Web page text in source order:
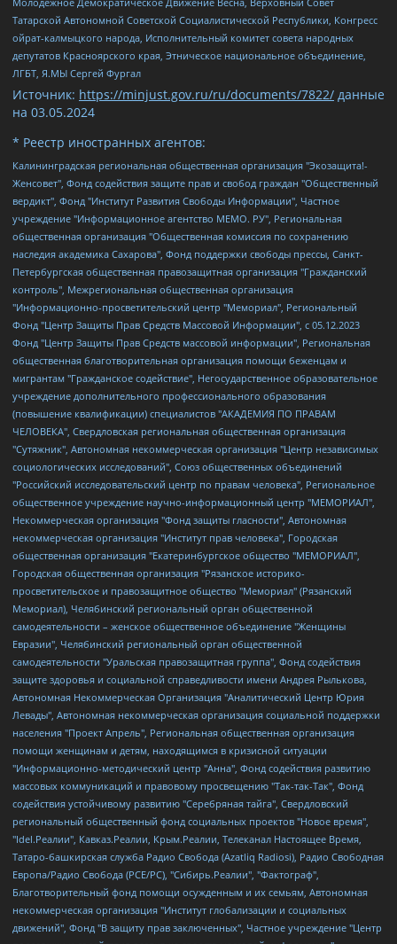
Татарской Автономной Советской Социалистической Республики, Конгресс
ойрат-калмыцкого народа, Исполнительный комитет совета народных
депутатов Красноярского края, Этническое национальное объединение,
ЛГБТ, Я.МЫ Сергей Фургал
Источник: https://minjust.gov.ru/ru/documents/7822/ данные
на 03.05.2024
* Реестр иностранных агентов:
Калининградская региональная общественная организация "Экозащита!-Женсовет", Фонд содействия защите прав и свобод граждан "Общественный вердикт", Фонд "Институт Развития Свободы Информации", Частное учреждение "Информационное агентство МЕМО. РУ", Региональная общественная организация "Общественная комиссия по сохранению наследия академика Сахарова", Фонд поддержки свободы прессы, Санкт-Петербургская общественная правозащитная организация "Гражданский контроль", Межрегиональная общественная организация "Информационно-просветительский центр "Мемориал", Региональный Фонд "Центр Защиты Прав Средств Массовой Информации", с 05.12.2023 Фонд "Центр Защиты Прав Средств массовой информации", Региональная общественная благотворительная организация помощи беженцам и мигрантам "Гражданское содействие", Негосударственное образовательное учреждение дополнительного профессионального образования (повышение квалификации) специалистов "АКАДЕМИЯ ПО ПРАВАМ ЧЕЛОВЕКА", Свердловская региональная общественная организация "Сутяжник", Автономная некоммерческая организация "Центр независимых социологических исследований", Союз общественных объединений "Российский исследовательский центр по правам человека", Региональное общественное учреждение научно-информационный центр "МЕМОРИАЛ", Некоммерческая организация "Фонд защиты гласности", Автономная некоммерческая организация "Институт прав человека", Городская общественная организация "Екатеринбургское общество "МЕМОРИАЛ", Городская общественная организация "Рязанское историко-просветительское и правозащитное общество "Мемориал" (Рязанский Мемориал), Челябинский региональный орган общественной самодеятельности – женское общественное объединение "Женщины Евразии", Челябинский региональный орган общественной самодеятельности "Уральская правозащитная группа", Фонд содействия защите здоровья и социальной справедливости имени Андрея Рылькова, Автономная Некоммерческая Организация "Аналитический Центр Юрия Левады", Автономная некоммерческая организация социальной поддержки населения "Проект Апрель", Региональная общественная организация помощи женщинам и детям, находящимся в кризисной ситуации "Информационно-методический центр "Анна", Фонд содействия развитию массовых коммуникаций и правовому просвещению "Так-так-Так", Фонд содействия устойчивому развитию "Серебряная тайга", Свердловский региональный общественный фонд социальных проектов "Новое время", "Idel.Реалии", Кавказ.Реалии, Крым.Реалии, Телеканал Настоящее Время, Татаро-башкирская служба Радио Свобода (Azatliq Radiosi), Радио Свободная Европа/Радио Свобода (PCE/PC), "Сибирь.Реалии", "Фактограф", Благотворительный фонд помощи осужденным и их семьям, Автономная некоммерческая организация "Институт глобализации и социальных движений", Фонд "В защиту прав заключенных", Частное учреждение "Центр поддержки и содействия развитию средств массовой информации", Пензенский региональный общественный благотворительный фонд "Гражданский союз", "Север.Реалии", Некоммерческая организация Фонд "Правовая инициатива", Общество с ограниченной ответственностью "Радио Свободная Европа/Радио Свобода", Чешское информационное агентство "MEDIUM-ORIENT", Красноярская региональная общественная организация "Мы против СПИДа", Камалягин Денис Николаевич, Маркелов Сергей Евгеньевич, Пономарев Лев Александрович, Савицкая Людмила Алексеевна, Автономная некоммерческая организация "Центр по работе с проблемой насилия "НАСИЛИЮ.НЕТ", Межрегиональный профессиональный союз работников здравоохранения "Альянс врачей", Юридическое лицо, зарегистрированное в Латвийской Республике, SIA "Medusa Project" (регистрационный номер 40103797863, дата регистрации 10.06.2014), Некоммерческая организация "Фонд по борьбе с коррупцией", Автономная некоммерческая организация "Институт права и публичной политики", Баданин Роман Сергеевич, Гликин Максим Александрович, Железнова Мария Михайловна, Лукьянова Юлия Сергеевна, Маетная Елизавета Витальевна, Маняхин Петр Борисович, Чуракова Ольга Владимировна, Ярош Юлия Петровна, Юридическое лицо "The Insider SIA", зарегистрированное в Риге, Латвийская Республика (дата регистрации 26.06.2015), являющееся администратором доменного имени интернет-издания "The Insider SIA", https://theins.ru, Постернак Алексей Евгеньевич, Рубин Михаил Аркадьевич, Анин Роман Александрович, Юридическое лицо Istories fonds, зарегистрированное в Латвийской Республике (регистрационный номер 50008295751, дата регистрации 24.02.2020), Великовский Дмитрий Александрович, Долинина Ирина Николаевна, Мароховская Алеся Алексеевна, Шлейнов Роман Юрьевич, Шмагун Олеся Валентиновна, Общество с ограниченной ответственностью "Альтаир 2021", Общество с ограниченной ответственностью "Вега 2021", Общество с ограниченной ответственностью "Главный редактор 2021", Общество с ограниченной ответственностью "Ромашки монолит", Важенков Артем Валерьевич, Ивановская областная общественная организация "Центр гендерных исследований", Гурман Юрий Альбертович, Медиапроект "ОВД-Инфо", Егоров Владимир Владимирович, Жилинский Владимир Александрович, Общество с ограниченной ответственностью "ЗП", Иванова София Юрьевна, Карезина Инна Павловна, Кильтау Екатерина Викторовна, Петров Алексей Викторович, Пискунов Сергей Евгеньевич, Смирнов Сергей Сергеевич, Тихонов Михаил Сергеевич, Общество с ограниченной ответственностью "ЖУРНАЛИСТ-ИНОСТРАННЫЙ АГЕНТ", Арапова Галина Юрьевна, Вольтская Татьяна Анатольевна, Американская компания "Mason G.E.S. Anonymous Foundation" (США), являющаяся владельцем интернет-издания https://mnews.world/, Компания "Stichting Bellingcat", зарегистрированная в Нидерландах (дата регистрации 11.07.2018), Захаров Андрей Вячеславович, Клепиковская Екатерина Дмитриевна, Общество с ограниченной ответственностью "МЕМО", Перл Роман Александрович, Симонов Евгений Алексеевич, Соловьева Елена Анатольевна, Сотников Даниил Владимирович, Сурначева Елизавета Дмитриевна, Автономная некоммерческая организация по защите прав человека и информированию населения "Якутия – Наше Мнение", Общество с ограниченной ответственностью "Москоу диджитал медиа", с 26.01.2023 Общество с ограниченной ответственностью "Чайка Белые сады", Ветошкина Валерия Валерьевна, Заговора Максим Александрович, Межрегиональное общественное движение "Российская ЛГБТ - сеть", Оленичев Максим Владимирович, Павлов Иван Юрьевич, Скворцова Елена Сергеевна, Общество с ограниченной ответственностью "Как бы инагент", Кочетков Игорь Викторович, Общество с ограниченной ответственностью "Честные выборы", Еланчик Олег Александрович, Общество с ограниченной ответственностью "Нобелевский призыв", Гималова Регина Эмилевна, Григорьев Андрей Валерьевич, Григорьева Алина Александровна, Ассоциация по содействию защите прав призывников, альтернативнослужащих и военнослужащих "Правозащитная группа "Гражданин.Армия.Право", Хисамова Регина Фаритовна, Автономная некоммерческая организация по реализации социально-правовых программ "Лилит", Дальневосточное общественное движение "Маяк", Санкт-Петербургская ЛГБТ-инициативная группа "Выход", Инициативная группа ЛГБТ+ "Реверс", Алексеев Андрей Викторович, Бекбулатова Таисия Львовна, Беляев Иван Михайлович, Владыкина Елена Сергеевна, Гельман Марат Александрович, Никульшина Вероника Юрьевна, Толоконникова Надежда Андреевна, Шендерович Виктор Анатольевич, Общество с ограниченной ответственностью "Данное сообщение", Общество с ограниченной ответственностью Издательский дом "Новая глава", Айнбиндер Александра Александровна, Московский комьюнити-центр для ЛГБТ+инициатив, Благотворительный фонд развития филантропии, Deutsche Welle (Германия, Kurt-Schumacher-Strasse 3, 53113 Bonn), Борзунова Мария Михайловна, Воробьев Виктор Викторович, Голубева Анна Львовна, Константинова Алла Михайловна, Малкова Ирина Владимировна, Мурадов Мурад Абдулгалимович, Осетинская Елизавета Николаевна, Понасенков Евгений Николаевич, Ганапольский Матвей Юрьевич, Киселев Евгений Алексеевич, Борухович Ирина Григорьевна, Дремин Иван Тимофеевич, Дубровский Дмитрий Викторович, Красноярская региональная общественная организация поддержки и развития альтернативных образовательных технологий и межкультурных коммуникаций "ИНТЕРРА", Маяковская Екатерина Алексеевна, Фейгин Марк Захарович, Филимонов Андрей Викторович, Дзугкоева Регина Николаевна, Доброхотов Роман Александрович, Дудь Юрий Александрович, Елкин Сергей Владимирович, Кругликов Кирилл Игоревич, Сабунаева Мария Леонидовна, Семенов Алексей Владимирович, Шаинян Карен Багратович, Шульман Екатерина Михайловна, Асафьев Артур Валерьевич, Вахштайн Виктор Семенович, Венедиктов Алексей Алексеевич, Лушникова Екатерина Евгеньевна, Волков Леонид Михайлович, Невзоров Александр Глебович, Пархоменко Сергей Борисович, Сироткин Ярослав Николаевич, Кара-Мурза Владимир Владимирович, Баранова Наталья Владимировна, Гозман Леонид Яковлевич, Кагарлицкий Борис Юльевич, Климарев Михаил Валерьевич, Милов Владимир Станиславович, Автономная некоммерческая организация Краснодарский центр современного искусства "Типография", Моргенштерн Алишер Тагирович, Соболь Любовь Эдуардовна, Общество с ограниченной ответственностью "ЛИЗА НОРМ", Каспаров Гарри Кимович, Ходорковский Михаил Борисович, Общество с ограниченной ответственностью "Апрельские тезисы", Данилович Ирина Брониславовна, Кашин Олег Владимирович, Петров Николай Владимирович, Пивоваров Алексей Владимирович, Соколов Михаил Владимирович, Цветкова Юлия Владимировна, Чичваркин Евгений Александрович, Комитет против пыток/Команда против пыток, Общество с ограниченной ответственностью "Первый научный", Общество с ограниченной ответственностью "Вертолет и ко", Белоцерковская Вероника Борисовна, Кац Максим Евгеньевич, Лазарева Татьяна Юрьевна, Шаведдинов Руслан Табризович, Яшин Илья Валерьевич, Общество с ограниченной ответственностью "Иноагент ААВ", Алешковский Дмитрий Петрович, Альбац Евгения Марковна, Быков Дмитрий Львович, Галямина Юлия Евгеньевна, Лойко Сергей Леонидович, Мартынов Кирилл Константинович, Медведев Сергей Александрович, Крашенинников Федор Геннадиевич, Гордеева Катерина Вл